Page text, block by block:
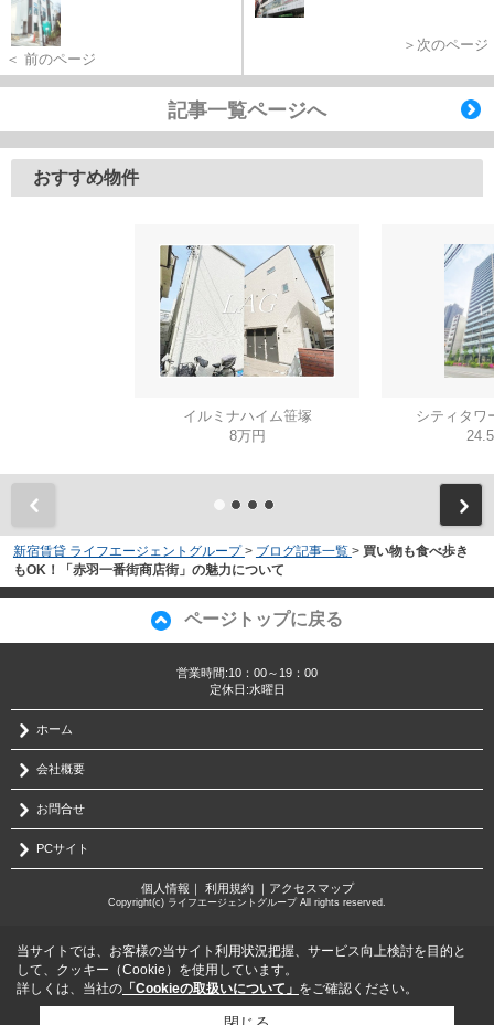
＜ 前のページ
＞次のページ
記事一覧ページへ
おすすめ物件
イルミナハイム笹塚
8万円
シティタワ
新宿賃貸 ライフエージェントグループ > ブログ記事一覧 > 買い物も食べ歩き
もOK！「赤羽一番街商店街」の魅力について
ページトップに戻る
営業時間:10：00～19：00
定休日:水曜日
ホーム
会社概要
お問合せ
PCサイト
個人情報 利用規約｜ アクセスマップ
Copyright(c) ライフエージェントグループ All rights reserved.
当サイトでは、お客様の当サイト利用状況把握、サービス向上検討を目的と
して、クッキー（Cookie）を使用しています。
詳しくは、当社の 「Cookieの取扱いについて」 をご確認ください。